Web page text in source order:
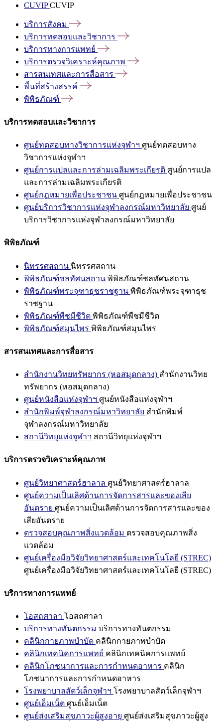
CUVIPCUVIP
บริการสังคม
บริการทดสอบและวิชาการ
บริการทางการแพทย์
บริการตรวจวิเคราะห์คุณภาพ
สารสนเทศและการสื่อสาร
พื้นที่สร้างสรรค์
พิพิธภัณฑ์
บริการทดสอบและวิชาการ
ศูนย์ทดสอบทางวิชาการแห่งจุฬาฯ ศูนย์ทดสอบทาง
วิชาการแห่งจุฬาฯ
ศูนย์การแปลและการล่ามเฉลิมพระเกียรติ ศูนย์การแปล
และการล่ามเฉลิมพระเกียรติ
ศูนย์กฎหมายเพื่อประชาชน ศูนย์กฎหมายเพื่อประชาชน
ศูนย์บริการวิชาการแห่งจุฬาลงกรณ์มหาวิทยาลัย ศูนย์
บริการวิชาการแห่งจุฬาลงกรณ์มหาวิทยาลัย
พิพิธภัณฑ์
นิทรรศสถาน นิทรรศสถาน
พิพิธภัณฑ์ชลทัศนสถาน พิพิธภัณฑ์ชลทัศนสถาน
พิพิธภัณฑ์พระจุฑาธุชราชฐาน พิพิธภัณฑ์พระจุฑาธุช
ราชฐาน
พิพิธภัณฑ์พืชมีชีวิต พิพิธภัณฑ์พืชมีชีวิต
พิพิธภัณฑ์สมุนไพร พิพิธภัณฑ์สมุนไพร
สารสนเทศและการสื่อสาร
สำนักงานวิทยทรัพยากร (หอสมุดกลาง) สำนักงานวิทย
ทรัพยากร (หอสมุดกลาง)
ศูนย์หนังสือแห่งจุฬาฯ ศูนย์หนังสือแห่งจุฬาฯ
สำนักพิมพ์จุฬาลงกรณ์มหาวิทยาลัย สำนักพิมพ์
จุฬาลงกรณ์มหาวิทยาลัย
สถานีวิทยุแห่งจุฬาฯ สถานีวิทยุแห่งจุฬาฯ
บริการตรวจวิเคราะห์คุณภาพ
ศูนย์วิทยาศาสตร์ฮาลาล ศูนย์วิทยาศาสตร์ฮาลาล
ศูนย์ความเป็นเลิศด้านการจัดการสารและของเสีย
อันตราย ศูนย์ความเป็นเลิศด้านการจัดการสารและของ
เสียอันตราย
ตรวจสอบคุณภาพสิ่งแวดล้อม ตรวจสอบคุณภาพสิ่ง
แวดล้อม
ศูนย์เครื่องมือวิจัยวิทยาศาสตร์และเทคโนโลยี (STREC)
ศูนย์เครื่องมือวิจัยวิทยาศาสตร์และเทคโนโลยี (STREC)
บริการทางการแพทย์
โอสถศาลา โอสถศาลา
บริการทางทันตกรรม บริการทางทันตกรรม
คลินิกกายภาพบำบัด คลินิกกายภาพบำบัด
คลินิกเทคนิคการแพทย์ คลินิกเทคนิคการแพทย์
คลินิกโภชนาการและการกำหนดอาหาร คลินิก
โภชนาการและการกำหนดอาหาร
โรงพยาบาลสัตว์เล็กจุฬาฯ โรงพยาบาลสัตว์เล็กจุฬาฯ
ศูนย์เอ็มเน็ต ศูนย์เอ็มเน็ต
ศูนย์ส่งเสริมสุขภาวะผู้สูงอายุ ศูนย์ส่งเสริมสุขภาวะผู้สูง